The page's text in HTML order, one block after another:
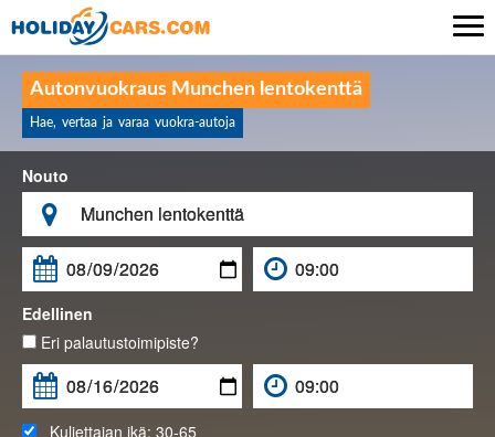
Autonvuokraus Munchen lentokenttä
Hae, vertaa ja varaa vuokra-autoja
Nouto


Edellinen
Eri palautustoimipiste?
Kuljettajan ikä: 30-65